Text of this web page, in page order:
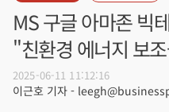
MS 구글 아마존 빅
"친환경 에너지 보
2025-06-11 11:12:16
이근호 기자 -